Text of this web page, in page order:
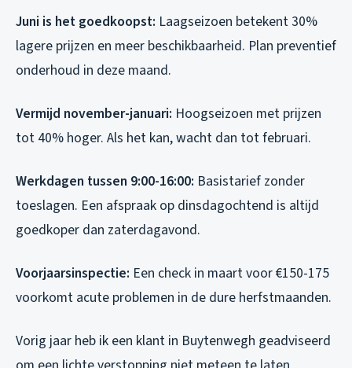
Juni is het goedkoopst: Laagseizoen betekent 30%
lagere prijzen en meer beschikbaarheid. Plan preventief
onderhoud in deze maand.
Vermijd november-januari: Hoogseizoen met prijzen
tot 40% hoger. Als het kan, wacht dan tot februari.
Werkdagen tussen 9:00-16:00: Basistarief zonder
toeslagen. Een afspraak op dinsdagochtend is altijd
goedkoper dan zaterdagavond.
Voorjaarsinspectie: Een check in maart voor €150-175
voorkomt acute problemen in de dure herfstmaanden.
Vorig jaar heb ik een klant in Buytenwegh geadviseerd